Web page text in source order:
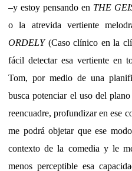
–y estoy pensando en THE
o la atrevida vertiente
ORDELY(Caso clínico en la
fácil detectar esa vertiente en
Tom, por medio de una
busca potenciar el uso del
reencuadre, profundizar en ese
me podrá objetar que ese
contexto de la comedia y le
menos perceptible esa